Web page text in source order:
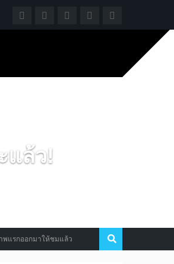
แล้ว!
อกมาให้ชมแล้ว จะเกิดอะไรขึ้น เมื่อผู้เ